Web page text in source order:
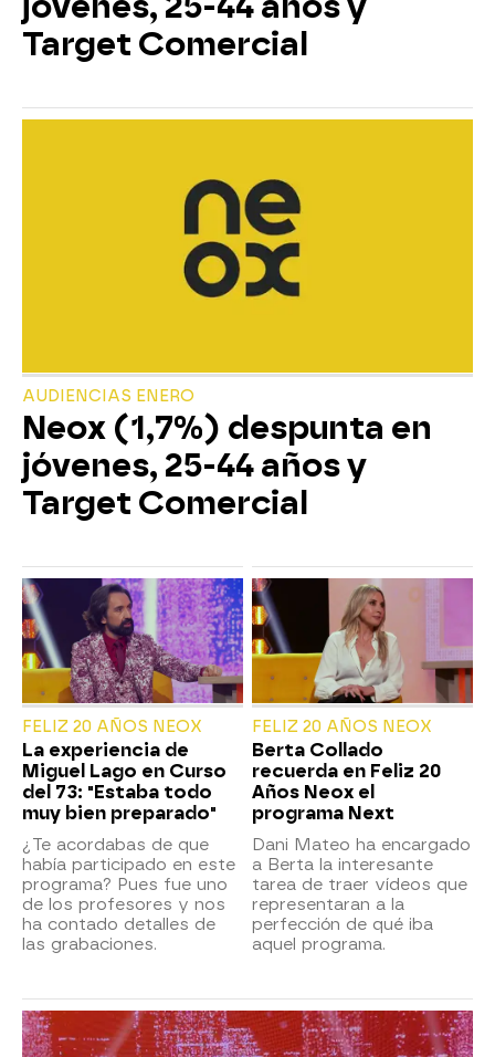
Target Comercial
AUDIENCIAS ENERO
Neox (1,7%) despunta en
jóvenes, 25-44 años y
Target Comercial
FELIZ 20 AÑOS NEOX
La experiencia de
Miguel Lago en Curso
del 73: "Estaba todo
muy bien preparado"
¿Te acordabas de que
había participado en este
programa? Pues fue uno
de los profesores y nos
ha contado detalles de
las grabaciones.
FELIZ 20 AÑOS NEOX
Berta Collado
recuerda en Feliz 20
Años Neox el
programa Next
Dani Mateo ha encargado
a Berta la interesante
tarea de traer vídeos que
representaran a la
perfección de qué iba
aquel programa.